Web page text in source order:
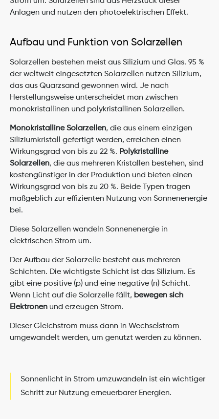
Anlagen und nutzen den photoelektrischen Effekt.
Aufbau und Funktion von Solarzellen
Solarzellen bestehen meist aus Silizium und Glas. 95 %
der weltweit eingesetzten Solarzellen nutzen Silizium,
das aus Quarzsand gewonnen wird. Je nach
Herstellungsweise unterscheidet man zwischen
monokristallinen und polykristallinen Solarzellen.
Monokristalline Solarzellen, die aus einem einzigen
Siliziumkristall gefertigt werden, erreichen einen
Wirkungsgrad von bis zu 22 %. Polykristalline
Solarzellen, die aus mehreren Kristallen bestehen, sind
kostengünstiger in der Produktion und bieten einen
Wirkungsgrad von bis zu 20 %. Beide Typen tragen
maßgeblich zur effizienten Nutzung von Sonnenenergie
bei.
Diese Solarzellen wandeln Sonnenenergie in
elektrischen Strom um.
Der Aufbau der Solarzelle besteht aus mehreren
Schichten. Die wichtigste Schicht ist das Silizium. Es
gibt eine positive (p) und eine negative (n) Schicht.
Wenn Licht auf die Solarzelle fällt, bewegen sich
Elektronen und erzeugen Strom.
Dieser Gleichstrom muss dann in Wechselstrom
umgewandelt werden, um genutzt werden zu können.
Sonnenlicht in Strom umzuwandeln ist ein wichtiger
Schritt zur Nutzung erneuerbarer Energien.